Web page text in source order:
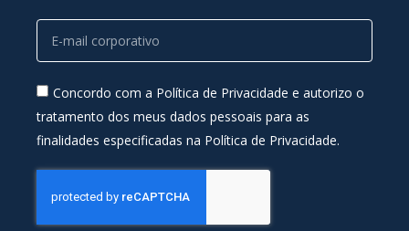
Concordo com a Política de Privacidade e autorizo o
tratamento dos meus dados pessoais para as
finalidades especificadas na Política de Privacidade.